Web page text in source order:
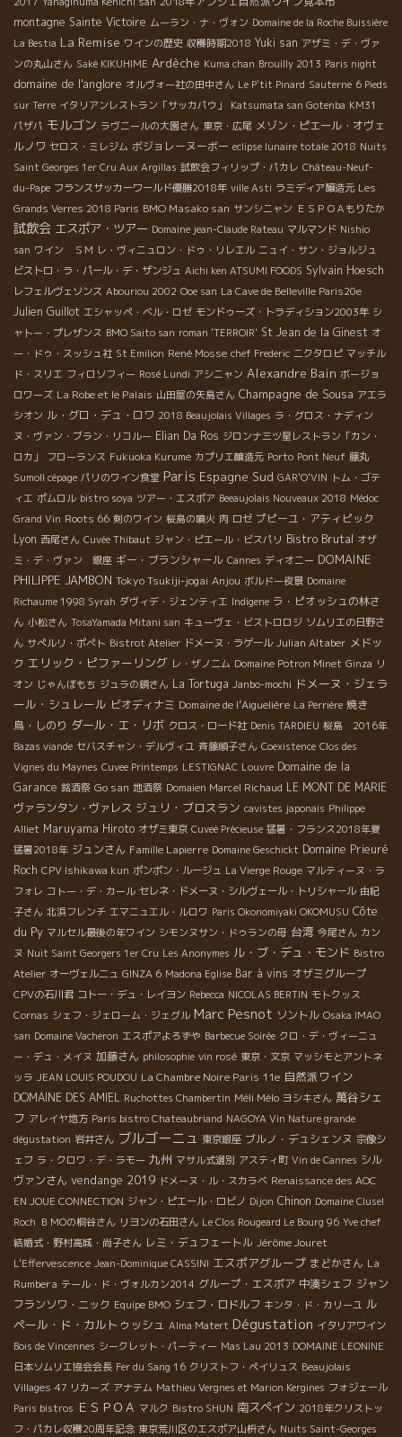
montagne Sainte Victoire ムーラン・ナ・ヴォン Domaine de la Roche Buissière
La Bestia La Remise ワインの歴史 収穫時期2018 Yuki san アザミ・デ・ヴァ
ンの丸山さん Saké KIKUHIME Ardèche Kuma chan Brouilly 2013 Paris night
domaine de l'anglore オルヴォー社の田中さん Le P'tit Pinard Sauterne 6 Pieds
sur Terre イタリアンレストラン「サッカパウ」 Katsumata san Gotenba KM31
パザパ モルゴン ラヴニールの大園さん 東京・広尾 メゾン・ピエール・オヴェ
ルノワ セロス・ミレジム ボジョレーヌーボー eclipse lunaire totale 2018 Nuits
Saint Georges 1er Cru Aux Argillas 試飲会フィリップ・パカレ Château-Neuf-
du-Pape フランスサッカーワールド優勝2018年 ville Asti ラミディア醸造元 Les
Grands Verres 2018 Paris BMO Masako san サンシニャン ＥＳＰＯＡもりたか
試飲会 エスポア・ツアー Domaine jean-Claude Rateau マルマンド Nishio
san ワイン ＳＭ レ・ヴィニュロン・ドゥ・リレエル ニュイ・サン・ジョルジュ
ビストロ・ラ・パール・デ・ザンジュ Aichi ken ATSUMI FOODS Sylvain Hoesch
レフェルヴェソンス Abouriou 2002 Ooe san La Cave de Belleville Paris20e
Julien Guillot エシャッペ・ベル・ロゼ モンドゥーズ・トラディション2003年 シ
ャトー・プレザンス BMO Saito san roman 'TERROIR' St Jean de la Ginest オ
ー・ドゥ・スッシュ社 St Emilion René Mosse chef Frederic ニクタロピ マッチル
ド・スリエ フィロソフィー Rosé Lundi アシニャン Alexandre Bain ボージョ
ロワーズ La Robe et le Palais 山田屋の矢島さん Champagne de Sousa アエラ
シオン ル・グロ・デュ・ロワ 2018 Beaujolais Villages ラ・グロス・ナディン
ヌ・ヴァン・ブラン・リコルー Elian Da Ros ジロンナ三ツ星レストラン「カン・
ロカ」
フローランス Fukuoka Kurume カプリエ醸造元 Porto Pont Neuf 藤丸
Sumoll cépage パリのワイン食堂 Paris Espagne Sud GAR'O'VIN トム・ゴテ
ィエ ポムロル bistro soya ツアー・エスポア Beeaujolais Nouveaux 2018 Médoc
Grand Vin Roots 66 剣のワイン 桜島の噴火 肉 ロゼ プピーユ・アティピック
Lyon 西尾さん Cuvée Thibaut ジャン・ピエール・ビスパリ Bistro Brutal オザ
ミ・デ・ヴァン 銀座 ギー・ブランシャール Cannes ディオニー DOMAINE
PHILIPPE JAMBON Tokyo Tsukiji-jogai Anjou ボルドー夜景 Domaine
Richaume 1998 Syrah ダヴィデ・ジェンティエ Indigene ラ・ピオッシュの林さ
ん 小松さん TosaYamada Mitani san キューヴェ・ビストロロジ ソムリエの日野さ
ん サぺルリ・ポぺト Bistrot Atelier ドメーヌ・ラゲール Julian Altaber メドッ
ク エリック・ピファーリング レ・ザノ二ム Domaine Potron Minet Ginza リ
オン じゃんぼもち ジュラの鏡さん La Tortuga Janbo-mochi ドメーヌ・ジェラ
ール・シュレール ビオディナミ Domaine de l’Aiguelière La Perrière 焼き
鳥・しのり ダール・エ・リボ クロス・ロード社 Denis TARDIEU 桜島 2016年
Bazas viande セバスチャン・デルヴィユ 斉藤順子さん Coexistence Clos des
Vignes du Maynes Cuvee Printemps LESTIGNAC Louvre Domaine de la
Garance 銘酒祭 Go san 地酒祭 Domaien Marcel Richaud LE MONT DE MARIE
ヴァランタン・ヴァレス ジュリ・ブロスラン cavistes japonais Philippe
Alliet Maruyama Hiroto オザミ東京 Cuveé Précieuse 猛暑・フランス2018年夏
猛暑2018年 ジュンさん Famille Lapierre Domaine Geschickt Domaine Prieuré
Roch CPV Ishikawa kun ポンポン・ルージュ La Vierge Rouge マルティーヌ・ラ
フォレ コトー・デ・カール セレネ・ドメーヌ・シルヴェール・トリシャール 由紀
子さん 北浜フレンチ エマニュエル・ルロワ Paris Okonomiyaki OKOMUSU Côte
du Py マルセル最後の年ワイン シモンヌサン・ドゥランの母 台湾 今尾さん カン
ヌ Nuit Saint Georgers 1er Cru Les Anonymes ル・ブ・デュ・モンド Bistro
Atelier オーヴェルニュ GINZA 6 Madona Eglise Bar à vins オザミグループ
CPVの石川君 コトー・デュ・レイヨン Rebecca NICOLAS BERTIN モトクッス
Cornas シェフ・ジェローム・ジェグル Marc Pesnot ソントル Osaka IMAO
san Domaine Vacheron エスポアよろずや Barbecue Soirée クロ・デ・ヴィーニュ
ー・デュ・メイヌ 加藤さん philosophie vin rosé 東京・文京 マッシモとアントネ
ッラ JEAN LOUIS POUDOU La Chambre Noire Paris 11e 自然派ワイン
DOMAINE DES AMIEL Ruchottes Chambertin Méli Mélo ヨシキさん 萬谷シェ
フ アレイヤ地方 Paris bistro Chateaubriand NAGOYA Vin Nature grande
dégustation 岩井さん ブルゴーニュ 東京銀座 ブルノ・デュシェンヌ 宗像シ
ェフ ラ・クロワ・デ・ラモー 九州 マサル式選別 アスティ町 Vin de Cannes シル
ヴァンさん vendange 2019 ドメーヌ・ル・スカラベ Renaissance des AOC
EN JOUE CONNECTION ジャン・ピエール・ロビノ Dijon Chinon Domaine Clusel
Roch ＢＭОの桐谷さん リヨンの石田さん Le Clos Rougeard Le Bourg 96 Yve chef
結婚式・野村高城・尚子さん レミ・デュフェートル Jérôme Jouret
L'Effervescence Jean-Dominique CASSINI エスポアグループ まどかさん La
Rumbera テール・ド・ヴォルカン2014 グループ・エスポア 中湊シェフ ジャン
フランソワ・ニック Equipe BMO シェフ・ロドルフ キンタ・ド・カリーユ ル
ペール・ド・カルトゥッシュ Alma Matert Dégustation イタリアワイン
Bois de Vincennes シークレット・パーティー Mas Lau 2013 DOMAINE LEONINE
日本ソムリエ協会会長 Fer du Sang 16 クリストフ・ペイリュス Beaujolais
Villages 47 リカーズ アナテム Mathieu Vergnes et Marion Kergines フォジェール
Paris bistros ＥＳＰＯＡ マルク Bistro SHUN 南スペイン 2018年クリストッ
フ・パカレ収穫20周年記念 東京荒川区のエスポア山枡さん Nuits Saint-Georges